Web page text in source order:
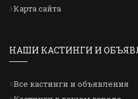
Карта сайта
НАШИ КАСТИНГИ И
Все кастинги и объявления